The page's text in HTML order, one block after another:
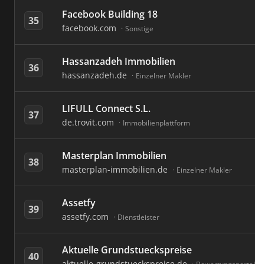
35 Facebook Building 18
facebook.com Sonstige
36 Hassanzadeh Immobilien
hassanzadeh.de Einzelner Makler
37 LIFULL Connect S.L.
de.trovit.com Immobilienplattform
38 Masterplan Immobilien
masterplan-immobilien.de Einzelner Makler
39 Assetfy
assetfy.com Dienstleister
40 Aktuelle Grundstueckspreise